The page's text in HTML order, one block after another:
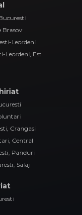
Brasov
Leordeni
Leordeni, Est
Crangasi
Central
Panduri
Salaj